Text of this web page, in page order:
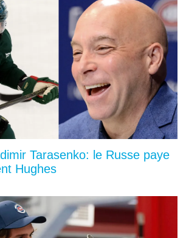
Tarasenko: le Russe paye
Hughes